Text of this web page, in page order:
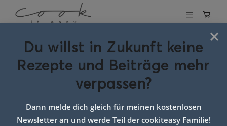
Schlagwort:
kindergarten
jause ideen
×
Du willst in Zukunft keine
Rezepte und Beiträge mehr
verpassen?
Dann melde dich gleich für meinen kostenlosen
Newsletter an und werde Teil der cookiteasy Familie!